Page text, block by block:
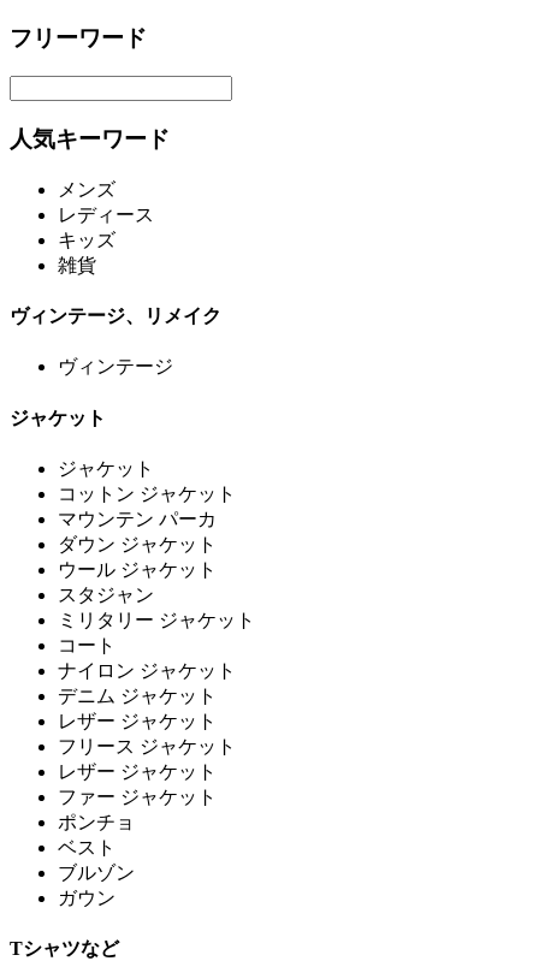
フリーワード
人気キーワード
メンズ
レディース
キッズ
雑貨
ヴィンテージ、リメイク
ヴィンテージ
ジャケット
ジャケット
コットン ジャケット
マウンテン パーカ
ダウン ジャケット
ウール ジャケット
スタジャン
ミリタリー ジャケット
コート
ナイロン ジャケット
デニム ジャケット
レザー ジャケット
フリース ジャケット
レザー ジャケット
ファー ジャケット
ポンチョ
ベスト
ブルゾン
ガウン
Tシャツなど